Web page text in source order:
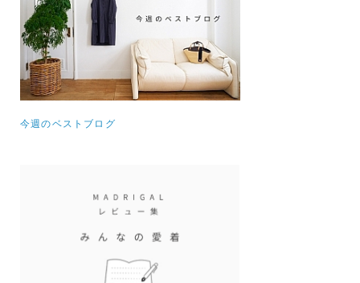
今週のベストブログ